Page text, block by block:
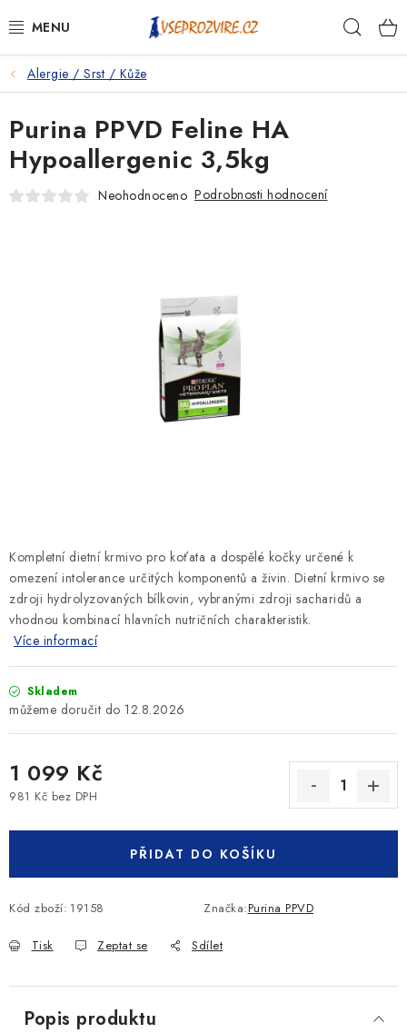
na
PSI
KOČKY
KONĚ
KRÁLÍCI/HLODAVCI/PTÁCI
Alergie / Srst / Kůže
Kompletní dietní krmivo pro koťata a dospělé kočky určené k
omezení intolerance určitých komponentů a živin. Dietní krmivo se
zdroji hydrolyzovaných bílkovin, vybranými zdroji sacharidů a
vhodnou kombinací hlavních nutričních charakteristik.
Více informací
Skladem
12.8.2026
1 099 Kč
981 Kč bez DPH
PŘIDAT DO KOŠÍKU
Kód zboží: 19158 Značka:Purina PPVD
Tisk Zeptat se Sdílet
Purina PPVD Feline HA
Hypoallergenic 3,5kg
Neohodnoceno Podrobnosti hodnocení
Popis produktu